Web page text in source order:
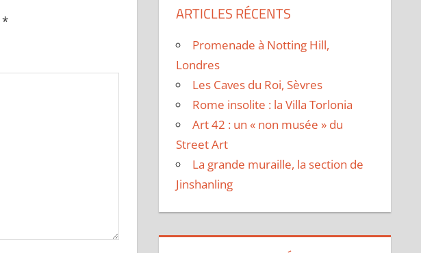
* ARTICLES RÉCENTS
Promenade à Notting Hill,
Londres
Les Caves du Roi, Sèvres
Rome insolite : la Villa Torlonia
Art 42 : un « non musée » du
Street Art
La grande muraille, la section de
Jinshanling